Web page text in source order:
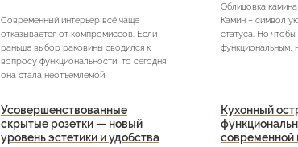
Современный интерьер всё чаще
отказывается от компромиссов. Если
раньше выбор раковины сводился к
вопросу функциональности, то сегодня
она стала неотъемлемой
Облицовка
Камин – символ
статуса. Но чтобы
функциональным,
Усовершенствованные
скрытые розетки — новый
уровень эстетики и удобства
Кухонный
современной